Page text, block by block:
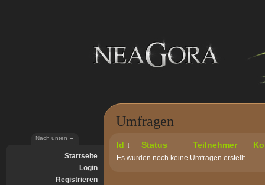
Nach unten
Startseite
Login
Registrieren
Umfragen
Id ↓ Status Teilnehmer
Es wurden noch keine Umfragen erstellt.